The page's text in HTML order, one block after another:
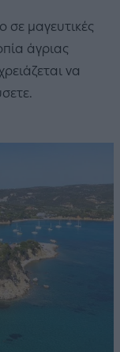
σε μαγευτικές
άγριας
να